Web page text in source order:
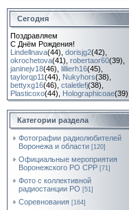
Сегодня
Поздравляем
С Днём Рождения!
Lindellnava(44) dorisjg2(42)
okrochetova(41) robertaor60(39)
janinejv18(46) lillierh16(45)
taylorqp11(44) Nukyhors(38)
bettyxg16(46) ctaletlefj(38)
Plasticoxo(44) Holographicoae(39)
Категории раздела
Фотографии радиолюбителей
Воронежа и области [120]
Официальные мероприятия
Воронежского РО СРР [71]
Фото с коллективной
радиостанции РО [51]
Соревнования [164]